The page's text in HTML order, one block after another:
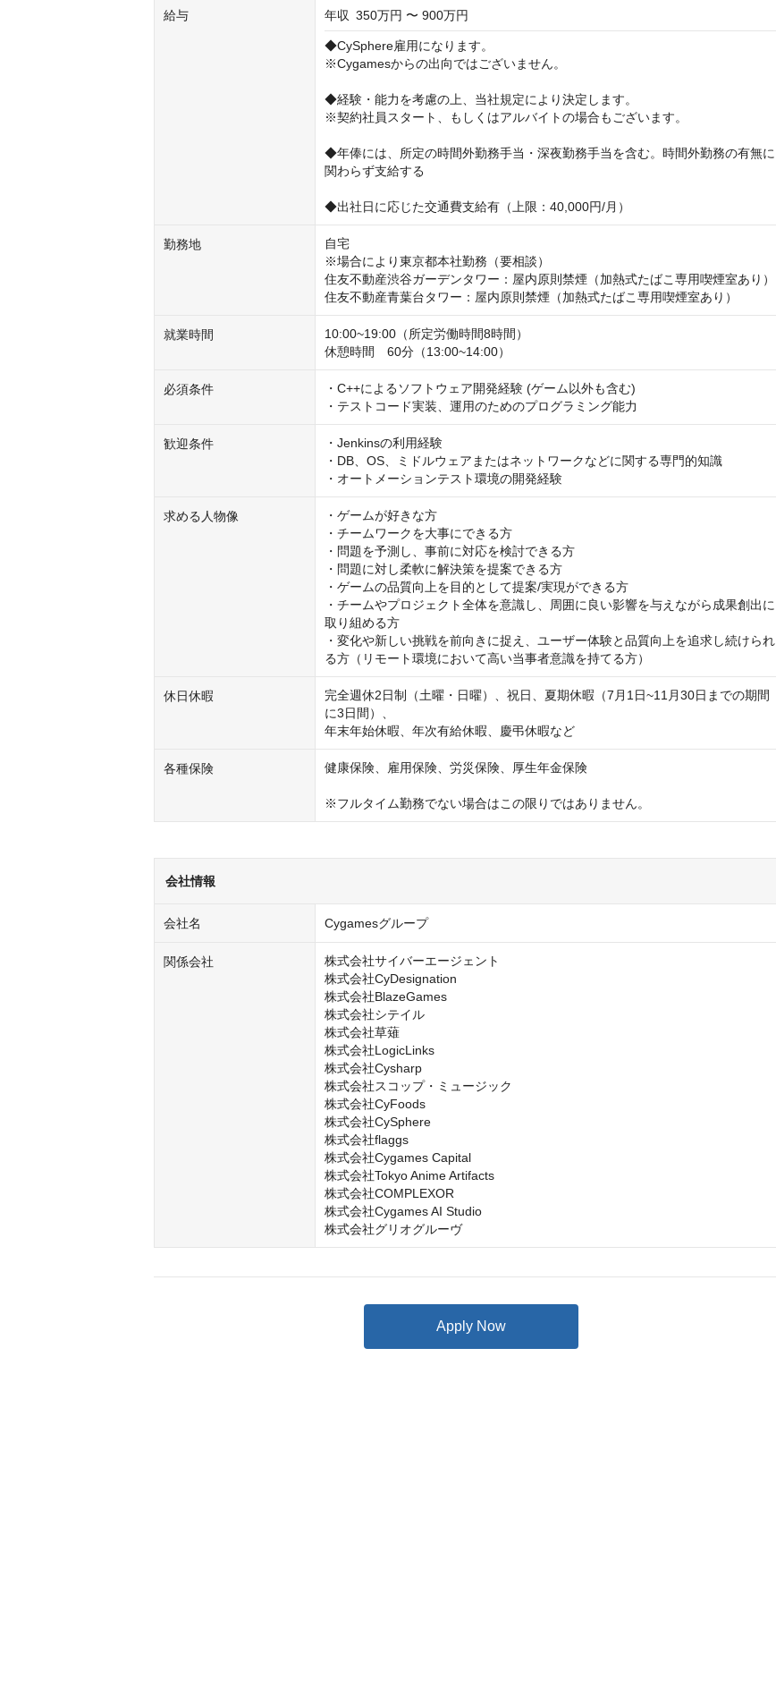
給与 年収 350万円 〜 900万円
◆CySphere雇用になります。
※Cygamesからの出向ではございません。
◆経験・能力を考慮の上、当社規定により決定します。
※契約社員スタート、もしくはアルバイトの場合もございます。
◆年俸には、所定の時間外勤務手当・深夜勤務手当を含む。時間外勤務の有無に
関わらず支給する
◆出社日に応じた交通費支給有（上限：40,000円/月）
勤務地
自宅
※場合により東京都本社勤務（要相談）
住友不動産渋谷ガーデンタワー：屋内原則禁煙（加熱式たばこ専用喫煙室あり）
住友不動産青葉台タワー：屋内原則禁煙（加熱式たばこ専用喫煙室あり）
就業時間
10:00~19:00（所定労働時間8時間）
休憩時間　60分（13:00~14:00）
必須条件
・C++によるソフトウェア開発経験 (ゲーム以外も含む)
・テストコード実装、運用のためのプログラミング能力
歓迎条件
・Jenkinsの利用経験
・DB、OS、ミドルウェアまたはネットワークなどに関する専門的知識
・オートメーションテスト環境の開発経験
求める人物像
・ゲームが好きな方
・チームワークを大事にできる方
・問題を予測し、事前に対応を検討できる方
・問題に対し柔軟に解決策を提案できる方
・ゲームの品質向上を目的として提案/実現ができる方
・チームやプロジェクト全体を意識し、周囲に良い影響を与えながら成果創出に
取り組める方
・変化や新しい挑戦を前向きに捉え、ユーザー体験と品質向上を追求し続けられ
る方（リモート環境において高い当事者意識を持てる方）
休日休暇
完全週休2日制（土曜・日曜）、祝日、夏期休暇（7月1日~11月30日までの期間
に3日間）、
年末年始休暇、年次有給休暇、慶弔休暇など
各種保険 健康保険、雇用保険、労災保険、厚生年金保険
※フルタイム勤務でない場合はこの限りではありません。
会社情報
会社名 Cygamesグループ
関係会社
株式会社サイバーエージェント
株式会社CyDesignation
株式会社BlazeGames
株式会社シテイル
株式会社草薙
株式会社LogicLinks
株式会社Cysharp
株式会社スコップ・ミュージック
株式会社CyFoods
株式会社CySphere
株式会社flaggs
株式会社Cygames Capital
株式会社Tokyo Anime Artifacts
株式会社COMPLEXOR
株式会社Cygames AI Studio
株式会社グリオグルーヴ
Apply Now